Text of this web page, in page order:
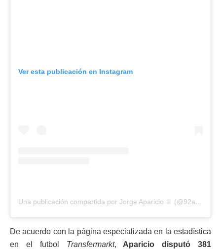
Ver esta publicación en Instagram
Una publicación compartida por Jorge Aparicio ♕ (@92aparicio25)
De acuerdo con la página especializada en la estadística
en el futbol Transfermarkt, Aparicio disputó 381